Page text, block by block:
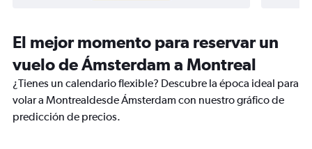
El mejor momento para reservar un
vuelo de Ámsterdam a Montreal
¿Tienes un calendario flexible? Descubre la época ideal para
volar a Montrealdesde Ámsterdam con nuestro gráfico de
predicción de precios.